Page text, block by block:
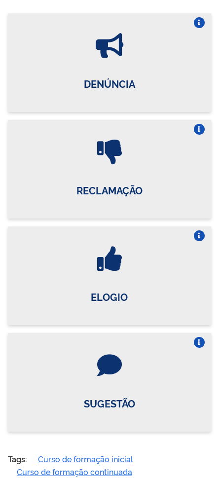
DENÚNCIA
RECLAMAÇÃO
ELOGIO
SUGESTÃO
Tags:
Curso de formação inicial
Curso de formação continuada